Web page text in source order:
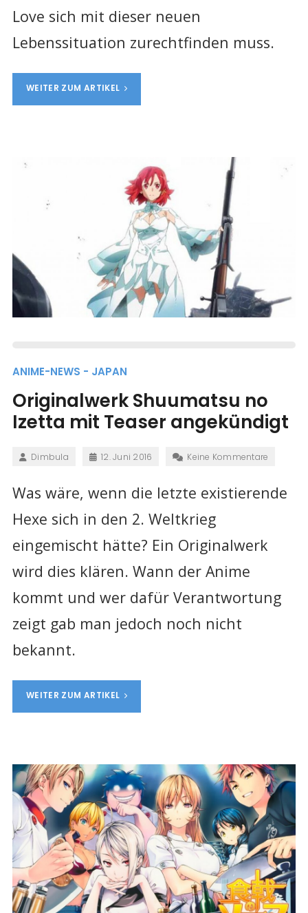
Love sich mit dieser neuen
Lebenssituation zurechtfinden muss.
WEITER ZUM ARTIKEL
ANIME-NEWS - JAPAN
Originalwerk Shuumatsu no
Izetta mit Teaser angekündigt
Dimbula 12. Juni 2016 Keine Kommentare
Was wäre, wenn die letzte existierende
Hexe sich in den 2. Weltkrieg
eingemischt hätte? Ein Originalwerk
wird dies klären. Wann der Anime
kommt und wer dafür Verantwortung
zeigt gab man jedoch noch nicht
bekannt.
WEITER ZUM ARTIKEL